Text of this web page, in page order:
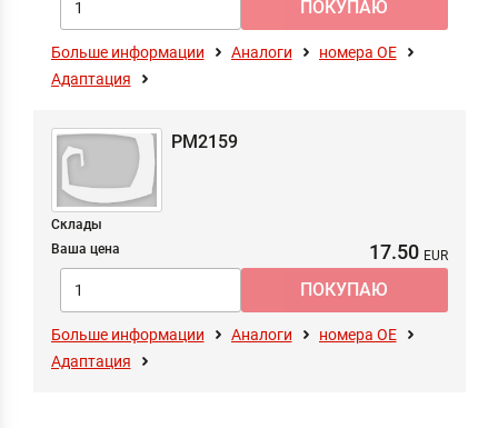
Больше информации Аналоги
номера ОЕ
Адаптация
PM2159
Склады
Ваша цена
17.50
Больше информации Аналоги
номера ОЕ
Адаптация